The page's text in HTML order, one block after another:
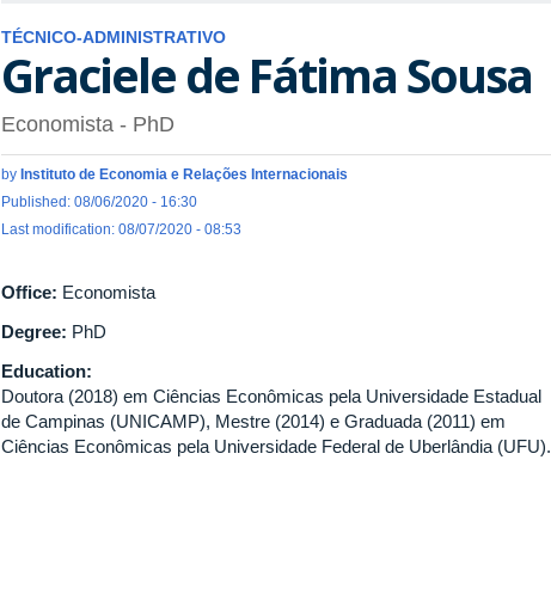
TÉCNICO-ADMINISTRATIVO
Graciele de Fátima Sousa
Economista - PhD
by Instituto de Economia e Relações Internacionais
Published: 08/06/2020 - 16:30
Last modification: 08/07/2020 - 08:53
Office: Economista
Degree: PhD
Education:
Doutora (2018) em Ciências Econômicas pela Universidade Estadual
de Campinas (UNICAMP), Mestre (2014) e Graduada (2011) em
Ciências Econômicas pela Universidade Federal de Uberlândia (UFU).